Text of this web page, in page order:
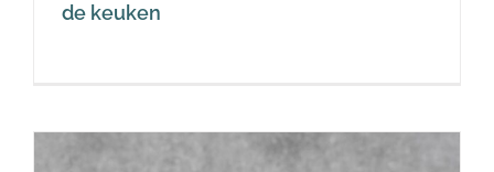
de keuken